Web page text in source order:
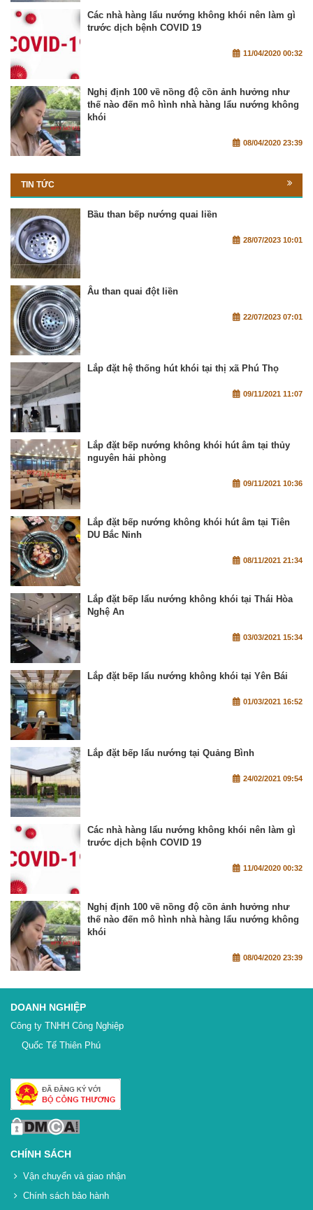
Các nhà hàng lẩu nướng không khói nên làm gì
trước dịch bệnh COVID 19
11/04/2020 00:32
Nghị định 100 về nồng độ cồn ảnh hưởng như
thế nào đến mô hình nhà hàng lẩu nướng không
khói
08/04/2020 23:39
TIN TỨC
Bầu than bếp nướng quai liền
28/07/2023 10:01
Âu than quai đột liền
22/07/2023 07:01
Lắp đặt hệ thống hút khói tại thị xã Phú Thọ
09/11/2021 11:07
Lắp đặt bếp nướng không khói hút âm tại thủy
nguyên hải phòng
09/11/2021 10:36
Lắp đặt bếp nướng không khói hút âm tại Tiên
DU Bắc Ninh
08/11/2021 21:34
Lắp đặt bếp lẩu nướng không khói tại Thái Hòa
Nghệ An
03/03/2021 15:34
Lắp đặt bếp lẩu nướng không khói tại Yên Bái
01/03/2021 16:52
Lắp đặt bếp lẩu nướng tại Quảng Bình
24/02/2021 09:54
Các nhà hàng lẩu nướng không khói nên làm gì
trước dịch bệnh COVID 19
11/04/2020 00:32
Nghị định 100 về nồng độ cồn ảnh hưởng như
thế nào đến mô hình nhà hàng lẩu nướng không
khói
08/04/2020 23:39
DOANH NGHIỆP
Công ty TNHH Công Nghiệp
Quốc Tế Thiên Phú
CHÍNH SÁCH
Vận chuyển và giao nhận
Chính sách bảo hành